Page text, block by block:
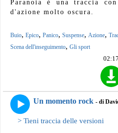
Paranoia è una traccia con
d'azione molto oscura.
Buio, Epico, Panico, Suspense, Azione,
Scena dell'inseguimento, Gli sport
02:17
Un momento rock - di
> Tieni traccia delle versioni